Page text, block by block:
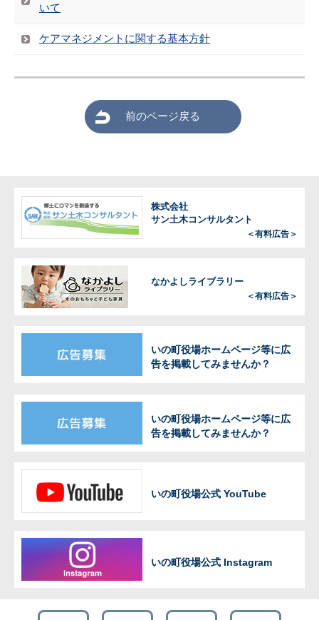
いて
ケアマネジメントに関する基本方針
前のページ戻る
株式会社
サン土木コンサルタント
＜有料広告＞
なかよしライブラリー
＜有料広告＞
いの町役場ホームページ等に広
告を掲載してみませんか？
いの町役場ホームページ等に広
告を掲載してみませんか？
いの町役場公式 YouTube
いの町役場公式 Instagram